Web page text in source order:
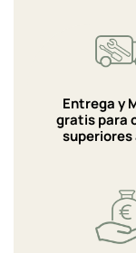
Entrega y
gratis para
superiores